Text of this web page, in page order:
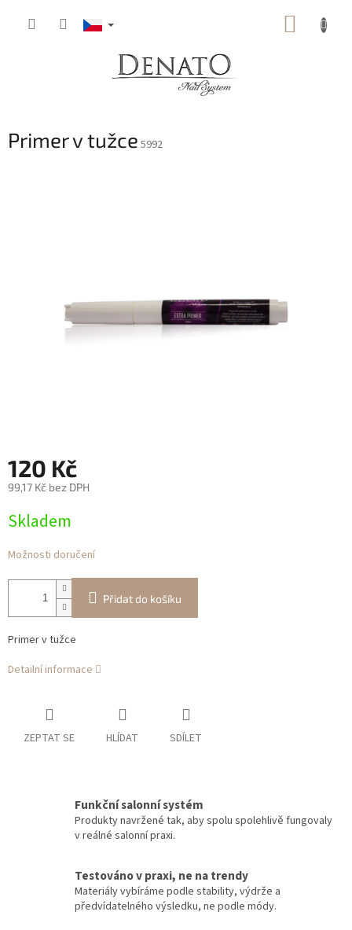
Primer v tužce 5992
120 Kč
99,17 Kč bez DPH
cena:
Skladem
Možnosti doručení
Přidat do košíku
Primer v tužce
Detailní informace
ZEPTAT SE HLÍDAT SDÍLET
Funkční salonní systém
Produkty navržené tak, aby spolu spolehlivě fungovaly
v reálné salonní praxi.
Testováno v praxi, ne na trendy
Materiály vybíráme podle stability, výdrže a
předvídatelného výsledku, ne podle módy.